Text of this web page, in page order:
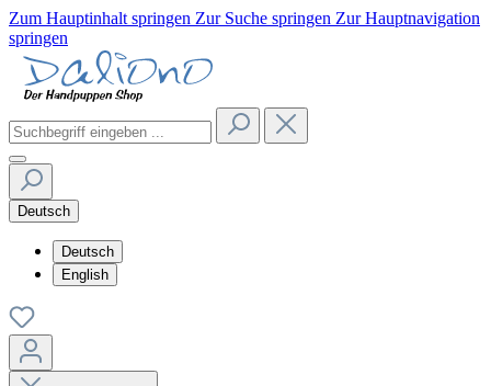
Zum Hauptinhalt springen Zur Suche springen Zur Hauptnavigation
springen
Deutsch
Deutsch
English